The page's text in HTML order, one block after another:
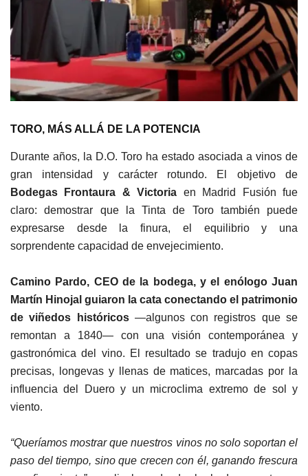
TORO, MÁS ALLÁ DE LA POTENCIA
Durante años, la D.O. Toro ha estado asociada a vinos de
gran intensidad y carácter rotundo. El objetivo de
Bodegas Frontaura & Victoria en Madrid Fusión fue
claro: demostrar que la Tinta de Toro también puede
expresarse desde la finura, el equilibrio y una
sorprendente capacidad de envejecimiento.
Camino Pardo, CEO de la bodega, y el enólogo Juan
Martín Hinojal guiaron la cata conectando el patrimonio
de viñedos históricos—algunos con registros que se
remontan a 1840— con una visión contemporánea y
gastronómica del vino. El resultado se tradujo en copas
precisas, longevas y llenas de matices, marcadas por la
influencia del Duero y un microclima extremo de sol y
viento.
“Queríamos mostrar que nuestros vinos no solo soportan el
paso del tiempo, sino que crecen con él, ganando frescura